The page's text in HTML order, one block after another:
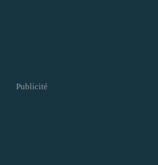
Publicité